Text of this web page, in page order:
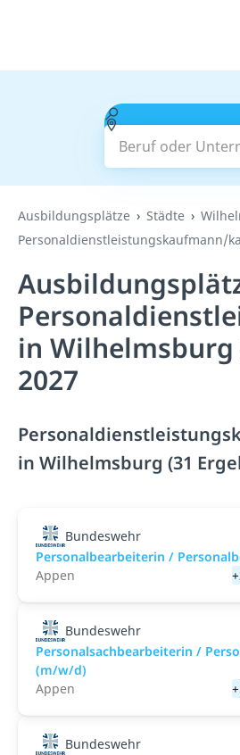
Beruf oder
Ausbildungsplätze Städte
Personaldienstleistungskaufmann/
in Wilhelmsburg
2027
in Wilhelmsburg (31
Bundeswehr
Personalbearbeiterin /
Appen
Bundeswehr
Personalsachbearbeiterin /
(m/w/d)
Appen
Bundeswehr